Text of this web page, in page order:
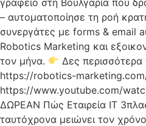
– αυτοματοποίησε τη ροή
συνεργάτες με forms & email
Robotics Marketing και
τον μήνα.
Δες περισσότερα
https://robotics-
https://www.youtube.com/
ΔΩΡΕΑΝ Πώς Εταιρεία ΙΤ
ταυτόχρονα μειώνει τον